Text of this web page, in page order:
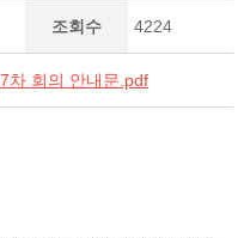
조회수 4224
차 회의 안내문.pdf